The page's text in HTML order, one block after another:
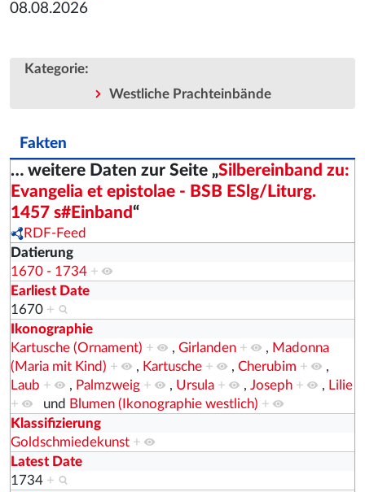
08.08.2026
Kategorie:
Westliche Prachteinbände
Fakten
… weitere Daten zur Seite „Silbereinband zu:
Evangelia et epistolae - BSB ESlg/Liturg.
1457 s#Einband“
RDF-Feed
Datierung
1670 - 1734 +
Earliest Date
1670 +
Ikonographie
Kartusche (Ornament) + , Girlanden + , Madonna
(Maria mit Kind) + , Kartusche + , Cherubim +
,
Laub + , Palmzweig + , Ursula + , Joseph + , Lilie
+
und Blumen (Ikonographie westlich) +
Klassifizierung
Goldschmiedekunst +
Latest Date
1734 +